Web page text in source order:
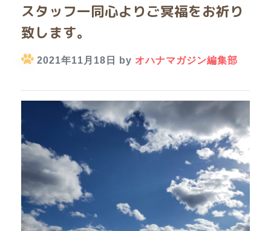
スタッフ一同心よりご冥福をお祈り
致します。
2021年11月18日 by オハナマガジン編集部